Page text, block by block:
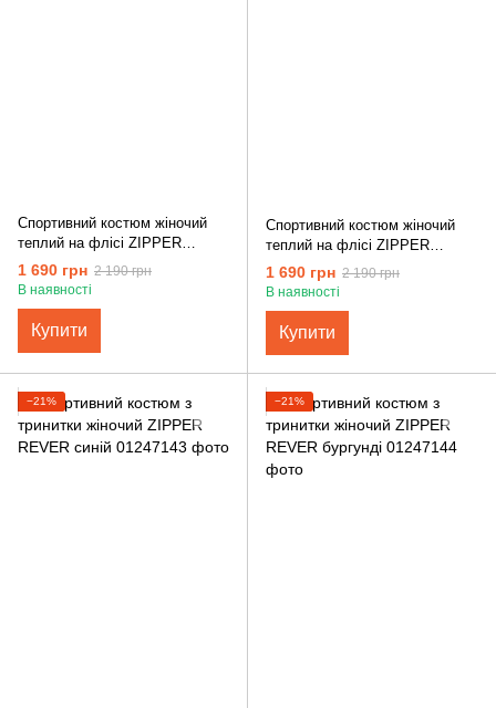
Спортивний костюм жіночий
теплий на флісі ZIPPER
REVER меланж сірий
1 690 грн 2 190 грн
В наявності
Купити
Спортивний костюм жіночий
теплий на флісі ZIPPER
REVER шоколадний
1 690 грн 2 190 грн
В наявності
Купити
−21% −21%